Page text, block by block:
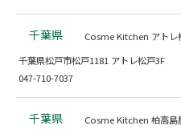
千葉県
Cosme Kitchen アトレ
千葉県松戸市松戸1181 アトレ松戸3F
047-710-7037
千葉県
Cosme Kitchen 柏高島